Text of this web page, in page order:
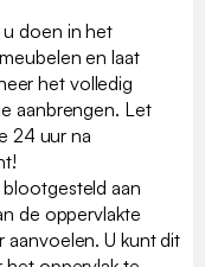
doen in het
en laat
het volledig
aanbrengen. Let
24 uur na
aan
de oppervlakte
U kunt dit